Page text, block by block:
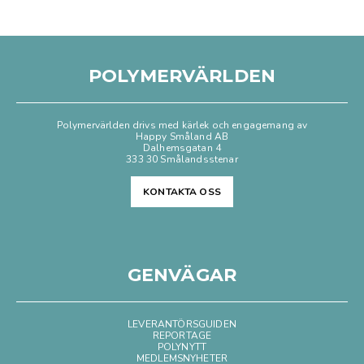
POLYMERVÄRLDEN
Polymervärlden drivs med kärlek och engagemang av
Happy Småland AB
Dalhemsgatan 4
333 30 Smålandsstenar
KONTAKTA OSS
GENVÄGAR
LEVERANTÖRSGUIDEN
REPORTAGE
POLYNYTT
MEDLEMSNYHETER